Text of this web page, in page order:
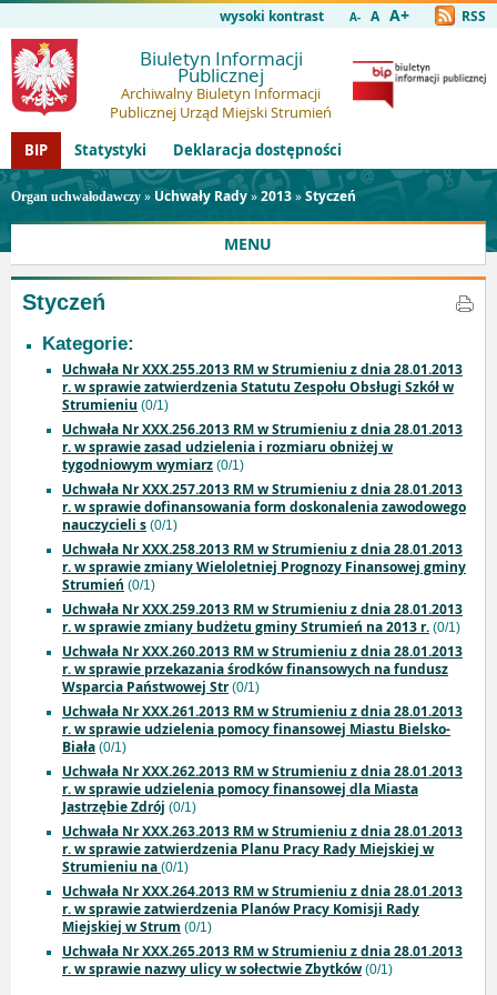
wysoki kontrast A- A A+ RSS
Biuletyn Informacji
Publicznej
Archiwalny Biuletyn Informacji
Publicznej Urząd Miejski Strumień
BIP
Statystyki Deklaracja dostępności
Organ uchwałodawczy » Uchwały Rady»2013»Styczeń
MENU
Styczeń
Kategorie:
Uchwała Nr XXX.255.2013 RM w Strumieniu z dnia 28.01.2013
r. w sprawie zatwierdzenia Statutu Zespołu Obsługi Szkół w
Strumieniu (0/1)
Uchwała Nr XXX.256.2013 RM w Strumieniu z dnia 28.01.2013
r. w sprawie zasad udzielenia i rozmiaru obniżej w
tygodniowym wymiarz (0/1)
Uchwała Nr XXX.257.2013 RM w Strumieniu z dnia 28.01.2013
r. w sprawie dofinansowania form doskonalenia zawodowego
nauczycieli s (0/1)
Uchwała Nr XXX.258.2013 RM w Strumieniu z dnia 28.01.2013
r. w sprawie zmiany Wieloletniej Prognozy Finansowej gminy
Strumień (0/1)
Uchwała Nr XXX.259.2013 RM w Strumieniu z dnia 28.01.2013
r. w sprawie zmiany budżetu gminy Strumień na 2013 r. (0/1)
Uchwała Nr XXX.260.2013 RM w Strumieniu z dnia 28.01.2013
r. w sprawie przekazania środków finansowych na fundusz
Wsparcia Państwowej Str(0/1)
Uchwała Nr XXX.261.2013 RM w Strumieniu z dnia 28.01.2013
r. w sprawie udzielenia pomocy finansowej Miastu Bielsko-
Biała (0/1)
Uchwała Nr XXX.262.2013 RM w Strumieniu z dnia 28.01.2013
r. w sprawie udzielenia pomocy finansowej dla Miasta
Jastrzębie Zdrój (0/1)
Uchwała Nr XXX.263.2013 RM w Strumieniu z dnia 28.01.2013
r. w sprawie zatwierdzenia Planu Pracy Rady Miejskiej w
Strumieniu na (0/1)
Uchwała Nr XXX.264.2013 RM w Strumieniu z dnia 28.01.2013
r. w sprawie zatwierdzenia Planów Pracy Komisji Rady
Miejskiej w Strum (0/1)
Uchwała Nr XXX.265.2013 RM w Strumieniu z dnia 28.01.2013
r. w sprawie nazwy ulicy w sołectwie Zbytków (0/1)